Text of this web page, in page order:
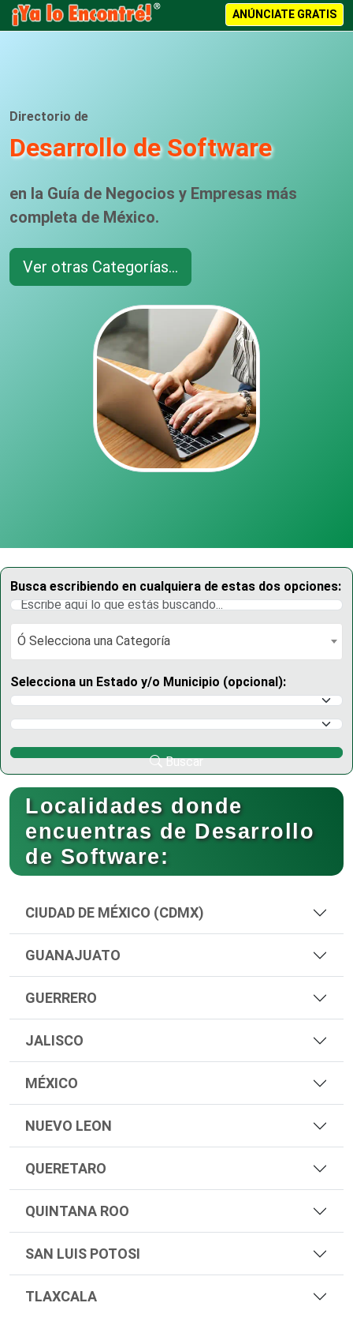
ANÚNCIATE GRATIS
Directorio de
Desarrollo de Software
en la Guía de Negocios y Empresas más
completa de México.
Ver otras Categorías...
Busca escribiendo en cualquiera de estas dos opciones:
Ó Selecciona una Categoría
Ó Selecciona una Categoría
Selecciona un Estado y/o Municipio (opcional):
Selecciona un Estado
Selecciona un Municipio
Buscar
Localidades donde
encuentras de Desarrollo
de Software:
CIUDAD DE MÉXICO (CDMX)
GUANAJUATO
GUERRERO
JALISCO
MÉXICO
NUEVO LEON
QUERETARO
QUINTANA ROO
SAN LUIS POTOSI
TLAXCALA